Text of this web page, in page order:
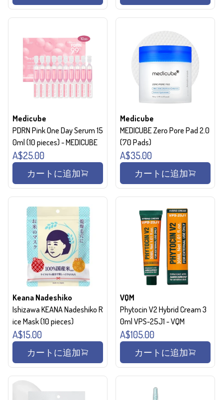
Medicube
PDRN Pink One Day Serum 15
0ml (10 pieces) - MEDICUBE
A$25.00
カートに追加
Medicube
MEDICUBE Zero Pore Pad 2.0
(70 Pads)
A$35.00
カートに追加
Keana Nadeshiko
Ishizawa KEANA Nadeshiko R
ice Mask (10 pieces)
A$15.00
カートに追加
VQM
Phytocin V2 Hybrid Cream 3
0ml VPS-25J1 - VQM
A$105.00
カートに追加